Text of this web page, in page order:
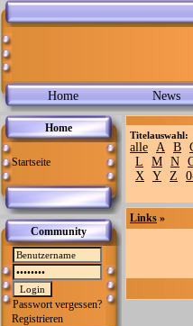
Home News
Home
Startseite
Community
Passwort vergessen?
Registrieren
Titelauswahl:
alle A B
L
M N
X Y Z
Links »